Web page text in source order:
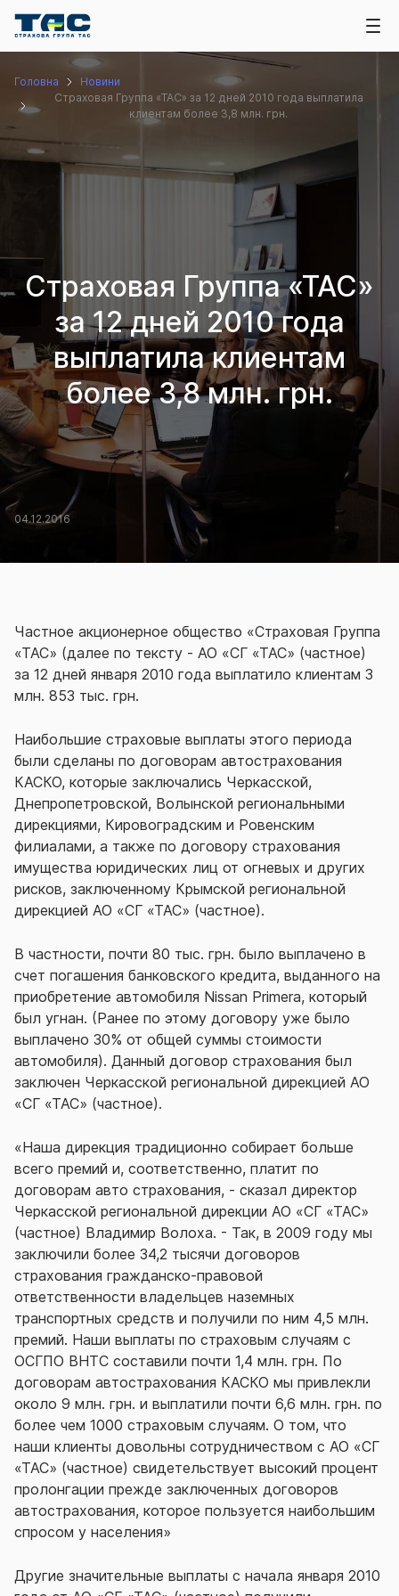
Головна
Новини
Страховая Группа «ТАС» за 12 дней 2010 года выплатила
клиентам более 3,8 млн. грн.
Страховая Группа «ТАС»
за 12 дней 2010 года
выплатила клиентам
более 3,8 млн. грн.
04.12.2016
Частное акционерное общество «Страховая Группа
«ТАС» (далее по тексту - АО «СГ «ТАС» (частное)
за 12 дней января 2010 года выплатило клиентам 3
млн. 853 тыс. грн.
Наибольшие страховые выплаты этого периода
были сделаны по договорам автострахования
КАСКО, которые заключались Черкасской,
Днепропетровской, Волынской региональными
дирекциями, Кировоградским и Ровенским
филиалами, а также по договору страхования
имущества юридических лиц от огневых и других
рисков, заключенному Крымской региональной
дирекцией АО «СГ «ТАС» (частное).
В частности, почти 80 тыс. грн. было выплачено в
счет погашения банковского кредита, выданного на
приобретение автомобиля Nissan Primera, который
был угнан. (Ранее по этому договору уже было
выплачено 30% от общей суммы стоимости
автомобиля). Данный договор страхования был
заключен Черкасской региональной дирекцией АО
«СГ «ТАС» (частное).
«Наша дирекция традиционно собирает больше
всего премий и, соответственно, платит по
договорам авто страхования, - сказал директор
Черкасской региональной дирекции АО «СГ «ТАС»
(частное) Владимир Волоха. - Так, в 2009 году мы
заключили более 34,2 тысячи договоров
страхования гражданско-правовой
ответственности владельцев наземных
транспортных средств и получили по ним 4,5 млн.
премий. Наши выплаты по страховым случаям с
ОСГПО ВНТС составили почти 1,4 млн. грн. По
договорам автострахования КАСКО мы привлекли
около 9 млн. грн. и выплатили почти 6,6 млн. грн. по
более чем 1000 страховым случаям. О том, что
наши клиенты довольны сотрудничеством с АО «СГ
«ТАС» (частное) свидетельствует высокий процент
пролонгации прежде заключенных договоров
автострахования, которое пользуется наибольшим
спросом у населения»
Другие значительные выплаты с начала января 2010